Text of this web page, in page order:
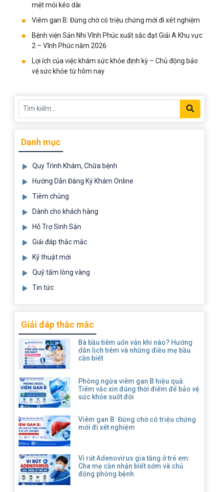
mệt mỏi kéo dài
Viêm gan B: Đừng chờ có triệu chứng mới đi xét nghiệm
Bệnh viện Sản Nhi Vĩnh Phúc xuất sắc đạt Giải A Khu vực
2 – Vĩnh Phúc năm 2026
Lợi ích của việc khám sức khỏe định kỳ – Chủ động bảo
vệ sức khỏe từ hôm nay
Danh mục
Quy Trình Khám, Chữa bệnh
Hướng Dẫn Đăng Ký Khám Online
Tiêm chủng
Dành cho khách hàng
Hỗ Trợ Sinh Sản
Giải đáp thắc mắc
Kỹ thuật mới
Quỹ tấm lòng vàng
Tin tức
Giải đáp thắc mắc
Bà bầu tiêm uốn ván khi nào? Hướng
dẫn lịch tiêm và những điều mẹ bầu
cần biết
Phòng ngừa viêm gan B hiệu quả:
Tiêm vắc xin đúng thời điểm để bảo vệ
sức khỏe suốt đời
Viêm gan B: Đừng chờ có triệu chứng
mới đi xét nghiệm
Vi rút Adenovirus gia tăng ở trẻ em:
Cha mẹ cần nhận biết sớm và chủ
động phòng bệnh